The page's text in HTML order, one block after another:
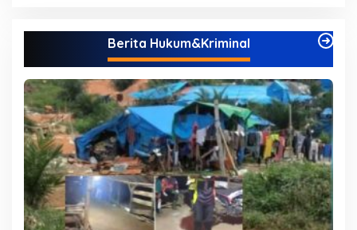
Berita Hukum&Kriminal